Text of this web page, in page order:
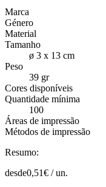
Marca
Género
Material
Tamanho
ø 3 x 13 cm
Peso
39 gr
Cores disponíveis
Quantidade mínima
100
Áreas de impressão
Métodos de impressão
Resumo:
desde0,51€ /un.